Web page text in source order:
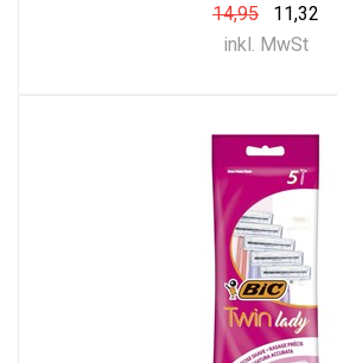
14,95
11,32
inkl. MwSt